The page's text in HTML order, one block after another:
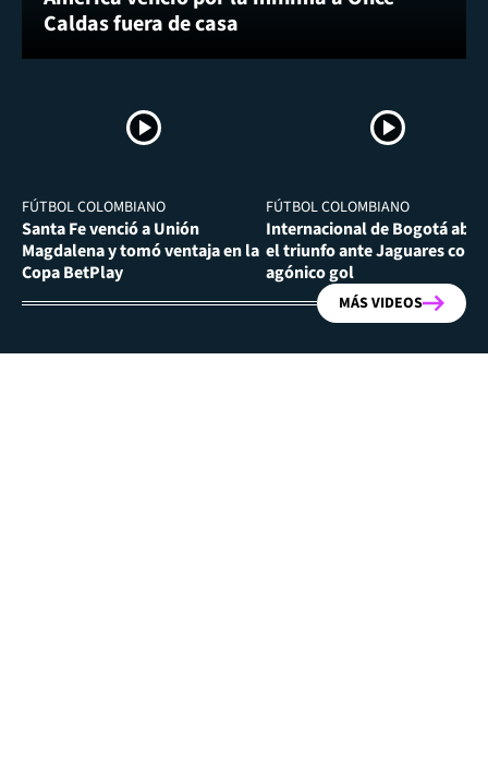
Caldas fuera de casa
FÚTBOL COLOMBIANO
Santa Fe venció a Unión
Magdalena y tomó ventaja en la
Copa BetPlay
FÚTBOL COLOMBIANO
Internacional de Bogotá
el triunfo ante Jaguares con
agónico gol
MÁS VIDEOS